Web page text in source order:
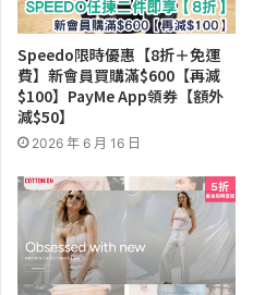
Speedo限時優惠【8折＋免運
費】新會員買購滿$600【再減
$100】PayMe App領券【額外
減$50】
2026 年 6 月 16 日